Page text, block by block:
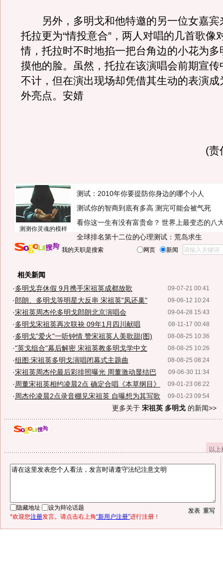
另外，多明戈和他特邀的另一位女嘉宾
托拉更为“情投意合”，两人对唱的几首歌像
情，托拉时不时地掐一把台角边的小花为多
摸他的脸。虽然，托拉在该演唱会前期宣传
不计，但在演出现场却凭借其生动的表演成
外亮点。安婧
(责
测测你灵魂的模样
测试：2010年你要提防你身边的哪个小人
测试你的智商到底有多高 测完可能会被气死
看你这一生有没有富贵命？ 世界上最变态的八
全球排名第十二位的心理测试：荒岛求生
我的天职是搜索 网页 新闻
相关新闻
09-07-21 00:41
·多明戈弃休假 9月携手宋祖英成都放歌
09-06-12 10:24
·郎朗、多明戈等明星大反串 宋祖英"凤还巢"
09-04-28 15:43
·宋祖英周杰伦多明戈郎朗北京演唱会
08-11-17 00:48
·多明戈宋祖英再次联袂 09年1月四川献唱
08-08-25 10:36
·多明戈"爱火"一听钟情 赞宋祖英人美歌甜(图)
08-08-25 10:26
·"英戈组合"幕后解密 宋祖英教多明戈学中文
08-08-25 08:24
·组图:宋祖英多明戈演唱闭幕式主题曲
09-06-30 11:34
·宋祖英周杰伦最后彩排照曝光 周董激动显结巴
09-01-23 08:22
· 周董宋祖英相约凌晨2点 确定合唱《本草纲目》
09-01-23 09:54
· 周杰伦凌晨2点录音棚见宋祖英 自曝想为其写歌
更多关于 宋祖英 多明戈 的新闻>>
以
隐藏地址
设为辩论话题
*欢迎您注册发言。请点击右上角“新用户注册”进行注册！